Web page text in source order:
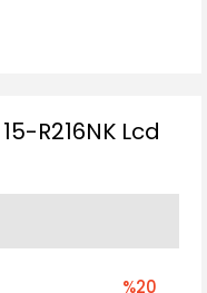
R216NK Lcd
%20